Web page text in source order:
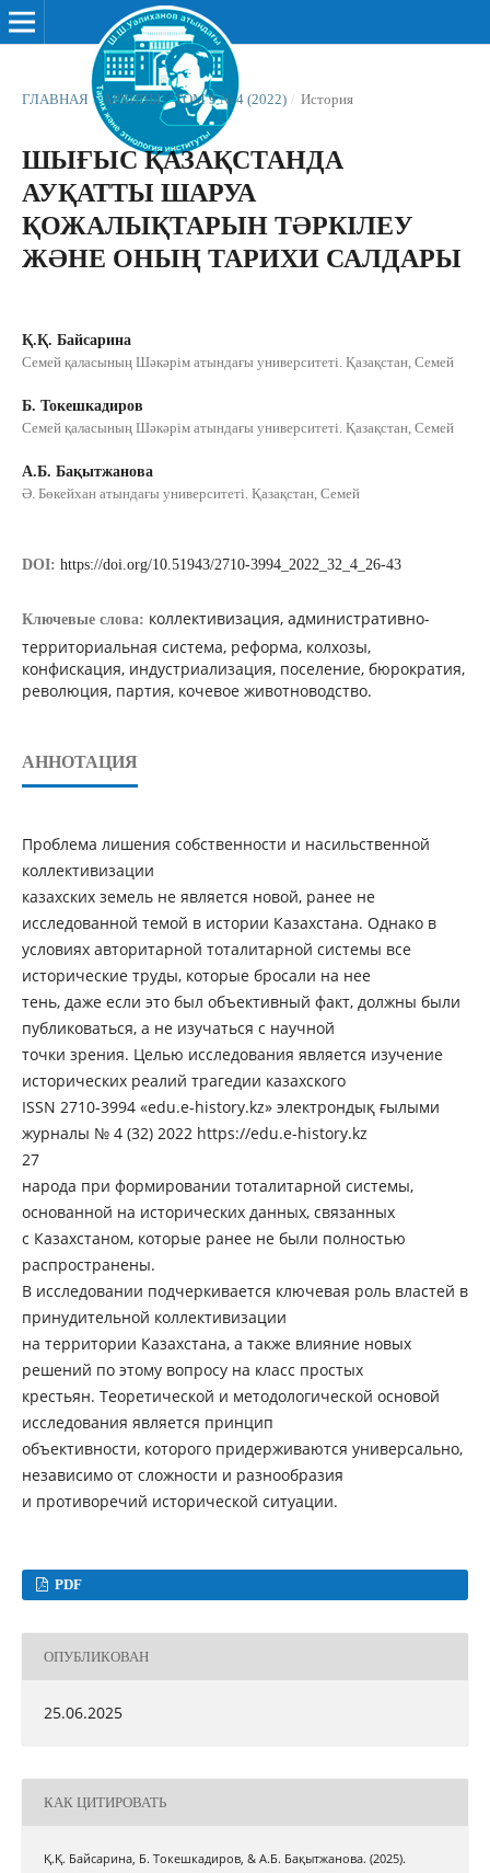
ГЛАВНАЯ / АРХИВЫ / ТОМ 9 № 4 (2022) / История
ШЫҒЫС ҚАЗАҚСТАНДА
АУҚАТТЫ ШАРУА
ҚОЖАЛЫҚТАРЫН ТӘРКІЛЕУ
ЖӘНЕ ОНЫҢ ТАРИХИ САЛДАРЫ
Қ.Қ. Байсарина
Семей қаласының Шәкәрім атындағы университеті. Қазақстан, Семей
Б. Токешкадиров
Семей қаласының Шәкәрім атындағы университеті. Қазақстан, Семей
А.Б. Бақытжанова
Ә. Бөкейхан атындағы университеті. Қазақстан, Семей
DOI: https://doi.org/10.51943/2710-3994_2022_32_4_26-43
Ключевые слова: коллективизация, административно-
территориальная система, реформа, колхозы,
конфискация, индустриализация, поселение, бюрократия,
революция, партия, кочевое животноводство.
АННОТАЦИЯ
Проблема лишения собственности и насильственной
коллективизации
казахских земель не является новой, ранее не
исследованной темой в истории Казахстана. Однако в
условиях авторитарной тоталитарной системы все
исторические труды, которые бросали на нее
тень, даже если это был объективный факт, должны были
публиковаться, а не изучаться с научной
точки зрения. Целью исследования является изучение
исторических реалий трагедии казахского
ISSN 2710-3994 «edu.e-history.kz» электрондық ғылыми
журналы № 4 (32) 2022 https://edu.e-history.kz
27
народа при формировании тоталитарной системы,
основанной на исторических данных, связанных
с Казахстаном, которые ранее не были полностью
распространены.
В исследовании подчеркивается ключевая роль властей в
принудительной коллективизации
на территории Казахстана, а также влияние новых
решений по этому вопросу на класс простых
крестьян. Теоретической и методологической основой
исследования является принцип
объективности, которого придерживаются универсально,
независимо от сложности и разнообразия
и противоречий исторической ситуации.
PDF
ОПУБЛИКОВАН
25.06.2025
КАК ЦИТИРОВАТЬ
Қ.Қ. Байсарина, Б. Токешкадиров, & А.Б. Бақытжанова. (2025).